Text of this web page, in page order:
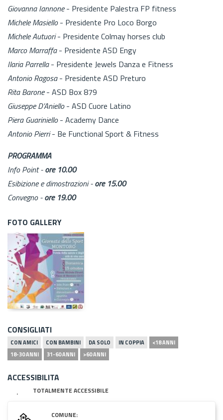
Giovanna Iannone- Presidente Palestra FP fitness
Michele Masiello- Presidente Pro Loco Borgo
Michele Autuori- Presidente Colmay horses club
Marco Marraffa- Presidente ASD Engy
Ilaria Parrella- Presidente Jewels Danza e Fitness
Antonio Ragosa- Presidente ASD Preturo
Rita Barone- ASD Box 879
Giuseppe D’Aniello- ASD Cuore Latino
Piera Guariniello- Academy Dance
Antonio Pierri- Be Functional Sport & Fitness
PROGRAMMA
Info Point -ore 10.00
Esibizione e dimostrazioni -ore 15.00
Convegno -ore 19.00
FOTO GALLERY
CONSIGLIATI
CON AMICI CON BAMBINI DA SOLO IN COPPIA
<18 ANNI
18-30 ANNI
31-60 ANNI >60 ANNI
ACCESSIBILITA
TOTALMENTE ACCESSIBILE
COMUNE: